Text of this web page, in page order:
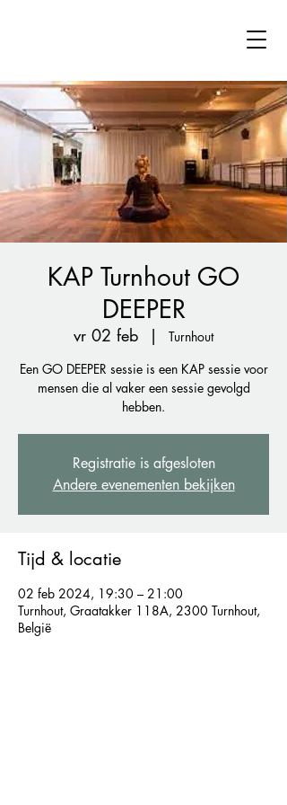
KAP Turnhout GO
DEEPER
vr 02 feb
  |
Turnhout
Een GO DEEPER sessie is een KAP sessie voor
mensen die al vaker een sessie gevolgd
hebben.
Registratie is afgesloten
Andere evenementen bekijken
Tijd & locatie
02 feb 2024, 19:30 – 21:00
Turnhout, Graatakker 118A, 2300 Turnhout,
België